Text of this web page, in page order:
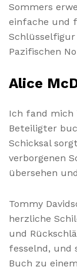
Sommers
einfache und
Pazifischen
Alice
Ich fand mich
Beteiligter
Schicksal
verborgenen
übersehen
Tommy
herzliche
und
fesselnd, und
Buch zu